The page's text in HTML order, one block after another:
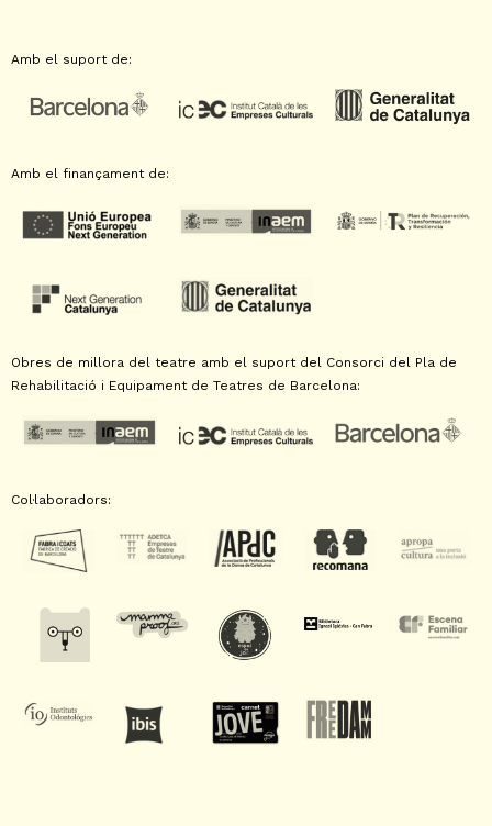
Amb el suport de:
Amb el finançament de:
Obres de millora del teatre amb el suport del Consorci del Pla de
Rehabilitació i Equipament de Teatres de Barcelona:
Col·laboradors: